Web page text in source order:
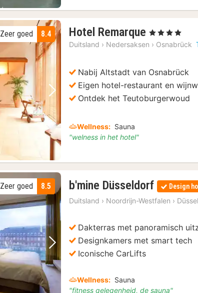
Volgende foto
8.4
Zeer goed Hotel Remarque 1
nacht
€
92,12
, 4 Sterren
Duitsland › Nedersaksen › Osnabrück
Nabij Altstadt van Osnabrück
Eigen hotel-restaurant en
Ontdek het Teutoburgerwoud
Wellness: Sauna
"welness in het hotel"
Volgende foto
8.5
Zeer goed b'mine Düsseldorf 2
nachten
vanaf
69
Design
Duitsland › Noordrijn-Westfalen ›
Dakterras met panoramisch
Designkamers met smart tech
Iconische CarLifts
Wellness: Sauna
"fitness gelegenheid, de sauna"